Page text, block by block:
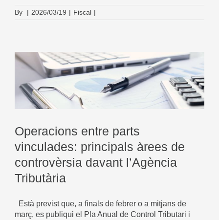
By | 2026/03/19 | Fiscal |
Operacions entre parts
vinculades: principals àrees de
controvèrsia davant l’Agència
Tributària
Està previst que, a finals de febrer o a mitjans de
març, es publiqui el Pla Anual de Control Tributari i